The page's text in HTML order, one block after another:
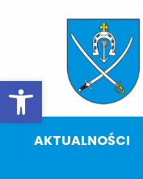
Otwórz pasek narzędzi
AKTUALNOŚCI